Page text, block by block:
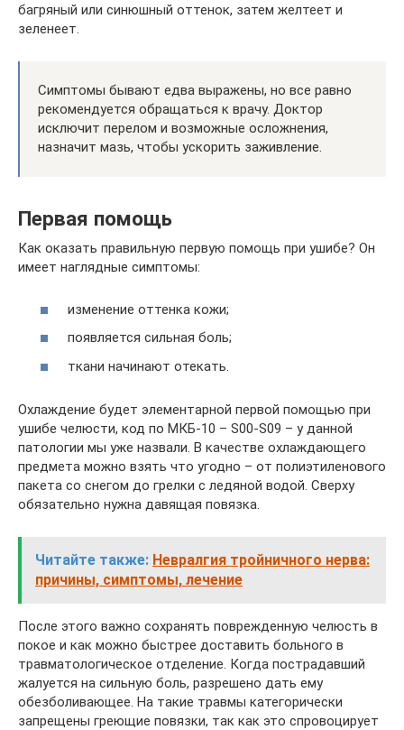
багряный или синюшный оттенок, затем желтеет и
зеленеет.
Симптомы бывают едва выражены, но все равно
рекомендуется обращаться к врачу. Доктор
исключит перелом и возможные осложнения,
назначит мазь, чтобы ускорить заживление.
Первая помощь
Как оказать правильную первую помощь при ушибе? Он
имеет наглядные симптомы:
изменение оттенка кожи;
появляется сильная боль;
ткани начинают отекать.
Охлаждение будет элементарной первой помощью при
ушибе челюсти, код по МКБ-10 – S00-S09 – у данной
патологии мы уже назвали. В качестве охлаждающего
предмета можно взять что угодно – от полиэтиленового
пакета со снегом до грелки с ледяной водой. Сверху
обязательно нужна давящая повязка.
Читайте также: Невралгия тройничного нерва:
причины, симптомы, лечение
После этого важно сохранять поврежденную челюсть в
покое и как можно быстрее доставить больного в
травматологическое отделение. Когда пострадавший
жалуется на сильную боль, разрешено дать ему
обезболивающее. На такие травмы категорически
запрещены греющие повязки, так как это спровоцирует